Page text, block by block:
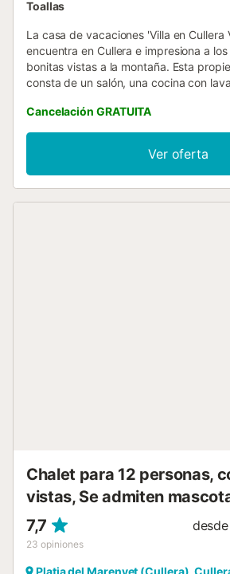
Toallas
La casa de vacaciones 'Villa en Cullera
encuentra en Cullera e impresiona a
bonitas vistas a la montaña. Esta
consta de un salón, una cocina con
personas. Los servicios adicionales
velocidad (apto para videollamadas),
y televisión por satélite. También hay
y una trona. La villa cuenta con una
con piscina vallada, jardín, terraza
Cancelación GRATUITA
Ver oferta
Chalet para 12 personas,
vistas, Se admiten
7,7
23 opiniones
desde
Platja del Marenyet (Cullera),